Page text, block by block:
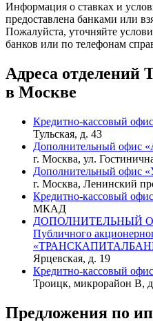
Информация о ставках и
предоставлена банками или
Пожалуйста, уточняйте
банков или по телефонам
Адреса отделений
в Москве
Кредитно-кассовый офис
Тульская, д. 43
Дополнительный офис
г. Москва, ул.
Дополнительный офис
г. Москва, Ленинский
Кредитно-кассовый
МКАД
ДОПОЛНИТЕЛЬНЫЙ
Публичного
Ярцевская, д. 19
Кредитно-кассовый
Троицк, микрорайон В,
Предложения по